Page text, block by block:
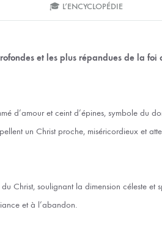
🎓 L’ENCYCLOPÉDIE
et les plus répandues de la foi
d’amour et ceint d’épines, symbole du
un Christ proche, miséricordieux et
Christ, soulignant la dimension céleste et
et à l’abandon.